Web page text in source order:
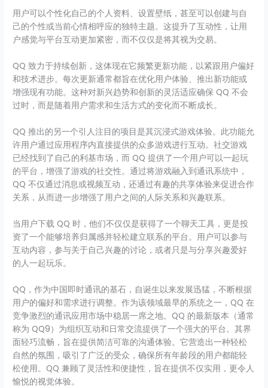
用户可以个性化自己的个人资料、设置壁纸，甚至可以创建与自
己的个性或当前心情相呼应的独特主题。这提升了互动性，让用
户感觉与平台互动更加紧密，而不仅仅是将其视为交易。
QQ 致力于持续创新，这体现在它频繁更新功能，以紧跟用户偏好
和技术进步。每次更新通常都旨在优化用户体验、推出新功能或
增强现有功能。这种对新兴趋势和创新的灵活适应确保 QQ 不会
过时，而是随着用户需求和生活方式的变化而不断成长。
QQ 推出的另一个引人注目的项目是其沉浸式游戏体验。此功能允
许用户通过应用程序内直接提供的众多游戏进行互动。社交游戏
已经找到了自己的利基市场，而 QQ 提供了一个用户可以一起玩
的平台，增强了游戏的社交性。通过将游戏融入到通讯系统中，
QQ 不仅通过消息或视频互动，还通过有趣的共享体验来促进合作
关系，从而进一步增强了用户之间的人际关系和兴趣联系。
当用户下载 QQ 时，他们不仅仅是获得了一个聊天工具，更是投
资了一个能够培养归属感并轻松建立联系的平台。用户可以参与
互动内容，参与关于自己兴趣的讨论，或者只是与分享兴趣爱好
的人一起玩乐。
QQ，作为中国即时通讯的基石，自诞生以来发展迅猛，不断根据
用户的偏好和需求进行调整。作为该领域最早的系统之一，QQ 在
竞争激烈的通讯应用市场中稳居一席之地。QQ 的最新版本（通常
称为 QQ9）为组织互动和日常交流提供了一个强大的平台。其界
面轻巧流畅，旨在提供简洁可靠的沟通体验。它营造出一种轻松
自然的氛围，吸引了广泛的受众，确保所有年龄段的用户都能轻
松使用。QQ 兼顾了灵活性和便捷性，旨在提供不仅实用，更令人
愉悦的视觉体验。